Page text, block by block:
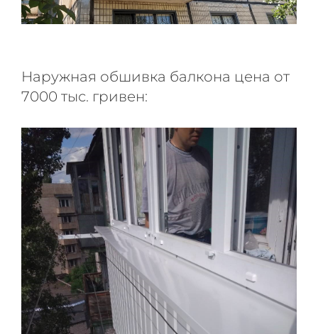
Наружная обшивка балкона цена от
7000 тыс. гривен: